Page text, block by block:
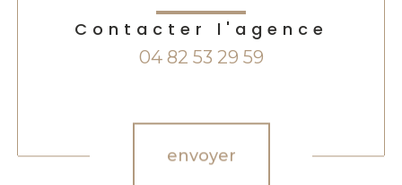
Contacter l'agence
04 82 53 29 59
envoyer